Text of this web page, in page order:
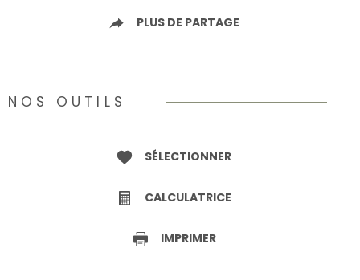
PLUS DE PARTAGE
NOS OUTILS
SÉLECTIONNER
CALCULATRICE
IMPRIMER